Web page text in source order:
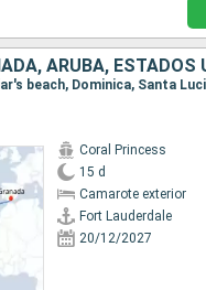
Coral Princess
15 d
Camarote exterior
Fort Lauderdale
20/12/2027